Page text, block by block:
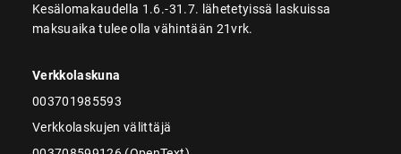
Kesälomakaudella 1.6.-31.7. lähetetyissä laskuissa
maksuaika tulee olla vähintään 21vrk.
Verkkolaskuna
003701985593
Verkkolaskujen välittäjä